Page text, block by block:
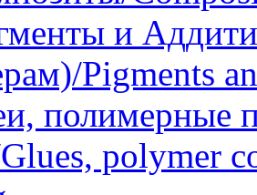
и
Pigments
полимерные
polymer